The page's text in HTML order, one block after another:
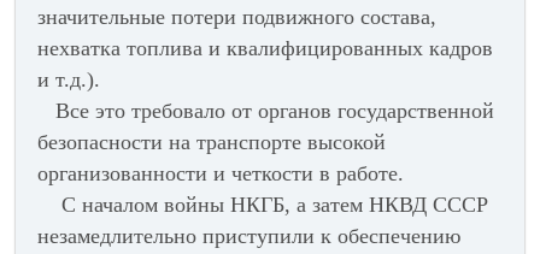
значительные потери подвижного состава,
нехватка топлива и квалифицированных кадров
и т.д.).
Все это требовало от органов государственной
безопасности на транспорте высокой
организованности и четкости в работе.
С началом войны НКГБ, а затем НКВД СССР
незамедлительно приступили к обеспечению